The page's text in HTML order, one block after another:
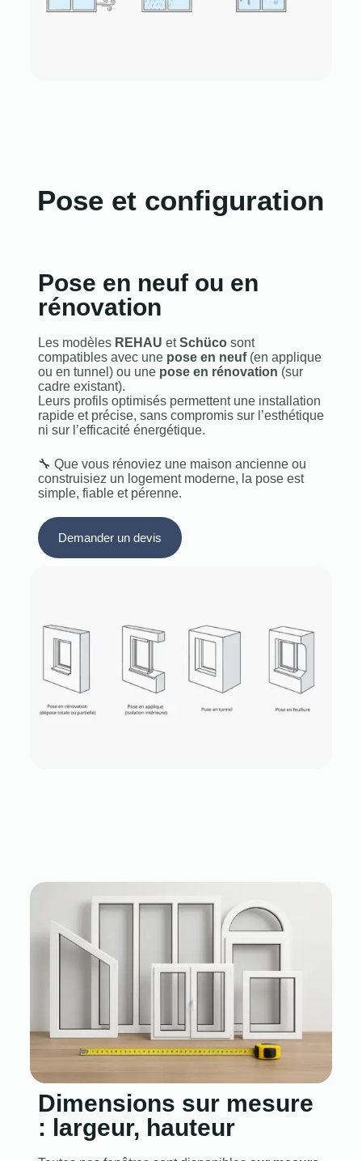
Pose et configuration
Pose en neuf ou en
rénovation
Les modèles REHAU etSchücosont
compatibles avec une pose en neuf(en applique
ou en tunnel) ou une pose en rénovation (sur
cadre existant).
Leurs profils optimisés permettent une installation
rapide et précise, sans compromis sur l’esthétique
ni sur l’efficacité énergétique.
🔧 Que vous rénoviez une maison ancienne ou
construisiez un logement moderne, la pose est
simple, fiable et pérenne.
Demander un devis
Dimensions sur mesure
: largeur, hauteur